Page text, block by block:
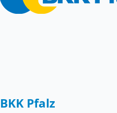
BKK Pfalz